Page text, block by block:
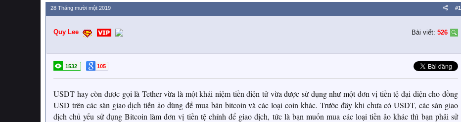
28 Tháng mười một 2019 #1
Quy Lee Bài viết: 526
1532 105
USDT hay còn được gọi là Tether vừa là một khái niệm tiền điện tử vừa được sử dụng như một đơn vị tiền tệ đại diện cho đồng
USD trên các sàn giao dịch tiền ảo dùng để mua bán bitcoin và các loại coin khác. Trước đây khi chưa có USDT, các sàn giao
dịch chủ yếu sử dụng Bitcoin làm đơn vị tiền tệ chính để giao dịch, tức là bạn muốn mua các loại tiền ảo khác thì bạn phải sử